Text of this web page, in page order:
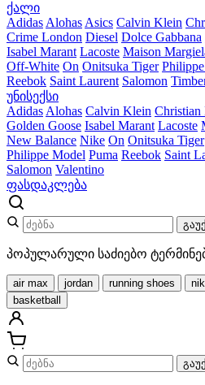
ქალი
Adidas Alohas Asics Calvin Klein
Crime London Diesel Dolce Gabbana
Isabel Marant Lacoste Maison
Off-White On Onitsuka Tiger
Reebok Saint Laurent Salomon
უნისექსი
Adidas Alohas Calvin Klein Christian
Golden Goose Isabel Marant Lacoste
New Balance Nike On Onitsuka Tiger
Philippe Model Puma Reebok Saint
Salomon Valentino
ფასდაკლება
პოპულარული საძიებო
air max jordan running shoes
basketball